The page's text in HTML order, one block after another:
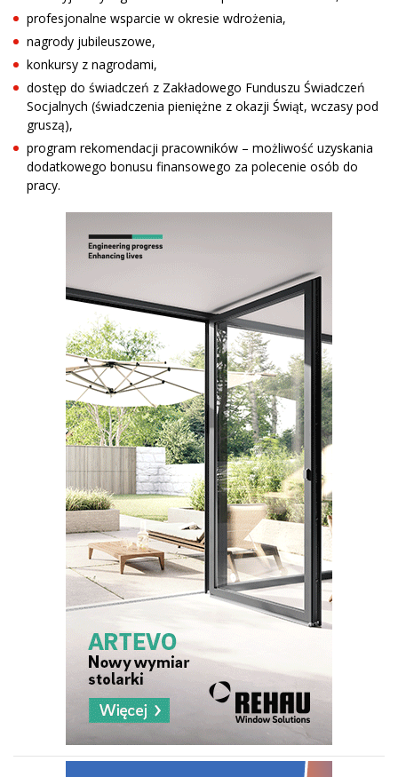
profesjonalne wsparcie w okresie wdrożenia,
nagrody jubileuszowe,
konkursy z nagrodami,
dostęp do świadczeń z Zakładowego Funduszu Świadczeń
Socjalnych (świadczenia pieniężne z okazji Świąt, wczasy pod
gruszą),
program rekomendacji pracowników – możliwość uzyskania
dodatkowego bonusu finansowego za polecenie osób do
pracy.